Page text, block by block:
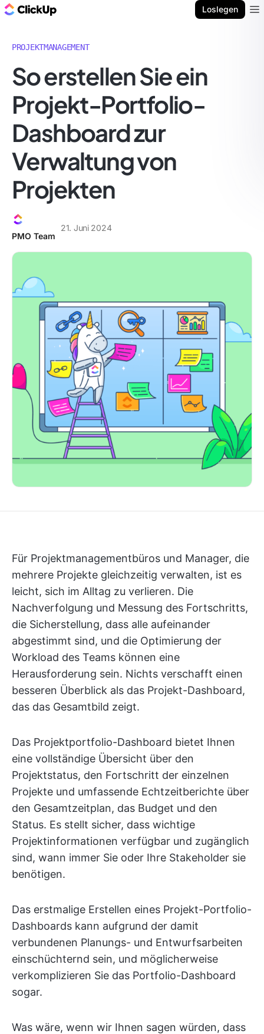
Loslegen
PROJEKTMANAGEMENT
So erstellen Sie ein
Projekt-Portfolio-
Dashboard zur
Verwaltung von
Projekten
PMO Team
21. Juni 2024
Für Projektmanagementbüros und Manager, die
mehrere Projekte gleichzeitig verwalten, ist es
leicht, sich im Alltag zu verlieren. Die
Nachverfolgung und Messung des Fortschritts,
die Sicherstellung, dass alle aufeinander
abgestimmt sind, und die Optimierung der
Workload des Teams können eine
Herausforderung sein. Nichts verschafft einen
besseren Überblick als das Projekt-Dashboard,
das das Gesamtbild zeigt.
Das Projektportfolio-Dashboard bietet Ihnen
eine vollständige Übersicht über den
Projektstatus, den Fortschritt der einzelnen
Projekte und umfassende Echtzeitberichte über
den Gesamtzeitplan, das Budget und den
Status. Es stellt sicher, dass wichtige
Projektinformationen verfügbar und zugänglich
sind, wann immer Sie oder Ihre Stakeholder sie
benötigen.
Das erstmalige Erstellen eines Projekt-Portfolio-
Dashboards kann aufgrund der damit
verbundenen Planungs- und Entwurfsarbeiten
einschüchternd sein, und möglicherweise
verkomplizieren Sie das Portfolio-Dashboard
sogar.
Was wäre, wenn wir Ihnen sagen würden, dass